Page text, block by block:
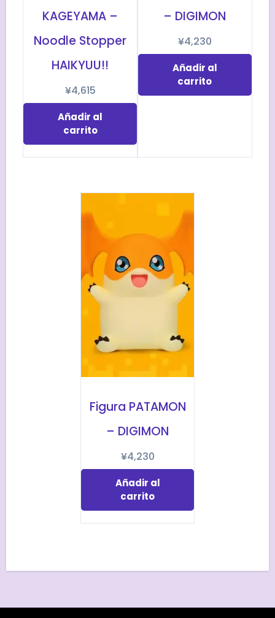
KAGEYAMA –
Noodle Stopper
HAIKYUU!!
¥4,615
Añadir al
carrito
– DIGIMON
¥4,230
Añadir al
carrito
Figura PATAMON
– DIGIMON
¥4,230
Añadir al
carrito